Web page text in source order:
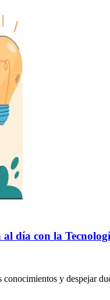
día con la
y despejar